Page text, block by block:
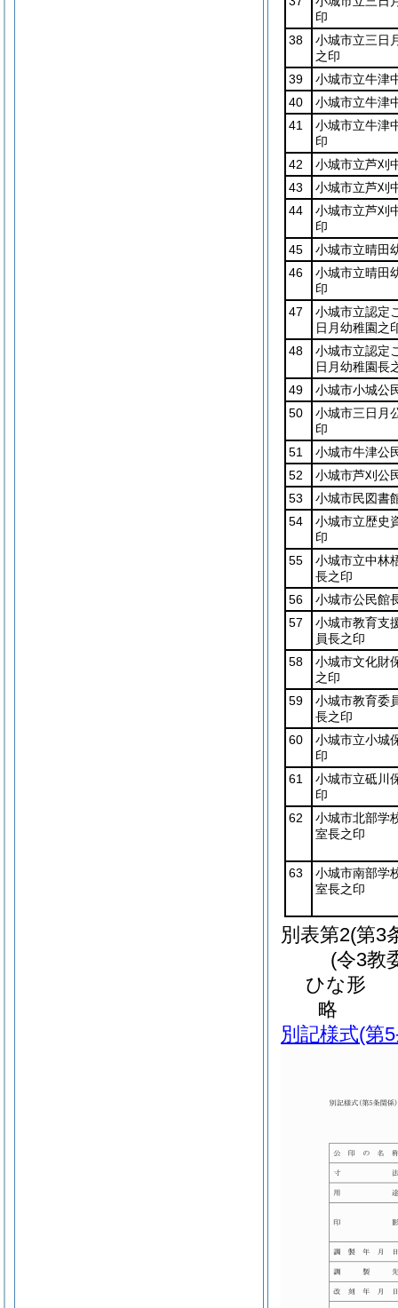
印
38
小城市立三日
之印
39
小城市立牛津
40
小城市立牛津
41
小城市立牛津
印
42
小城市立芦刈
43
小城市立芦刈
44
小城市立芦刈
印
45
小城市立晴田
46
小城市立晴田
印
47
小城市立認定
日月幼稚園之
48
小城市立認定
日月幼稚園長
49
小城市小城公
50
小城市三日月
印
51
小城市牛津公
52
小城市芦刈公
53
小城市民図書
54
小城市立歴史
印
55
小城市立中林
長之印
56
小城市公民館
57
小城市教育支
員長之印
58
小城市文化財
之印
59
小城市教育委
長之印
60
小城市立小城
印
61
小城市立砥川
印
62
小城市北部学
室長之印
63
小城市南部学
室長之印
別表第2(第3
(令3教
ひな形
略
別記様式(第